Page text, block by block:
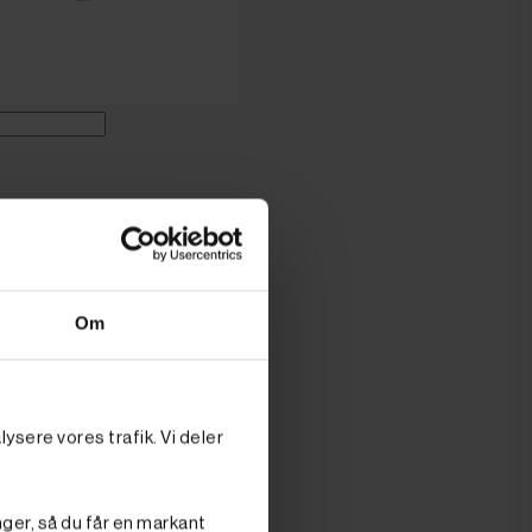
Om
vores trafik. Vi deler
så du får en markant